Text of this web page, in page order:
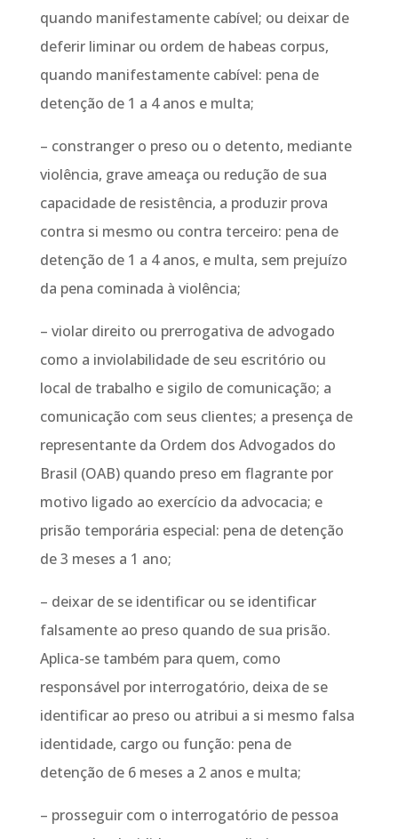
quando manifestamente cabível; ou deixar de
deferir liminar ou ordem de habeas corpus,
quando manifestamente cabível: pena de
detenção de 1 a 4 anos e multa;
– constranger o preso ou o detento, mediante
violência, grave ameaça ou redução de sua
capacidade de resistência, a produzir prova
contra si mesmo ou contra terceiro: pena de
detenção de 1 a 4 anos, e multa, sem prejuízo
da pena cominada à violência;
– violar direito ou prerrogativa de advogado
como a inviolabilidade de seu escritório ou
local de trabalho e sigilo de comunicação; a
comunicação com seus clientes; a presença de
representante da Ordem dos Advogados do
Brasil (OAB) quando preso em flagrante por
motivo ligado ao exercício da advocacia; e
prisão temporária especial: pena de detenção
de 3 meses a 1 ano;
– deixar de se identificar ou se identificar
falsamente ao preso quando de sua prisão.
Aplica-se também para quem, como
responsável por interrogatório, deixa de se
identificar ao preso ou atribui a si mesmo falsa
identidade, cargo ou função: pena de
detenção de 6 meses a 2 anos e multa;
– prosseguir com o interrogatório de pessoa